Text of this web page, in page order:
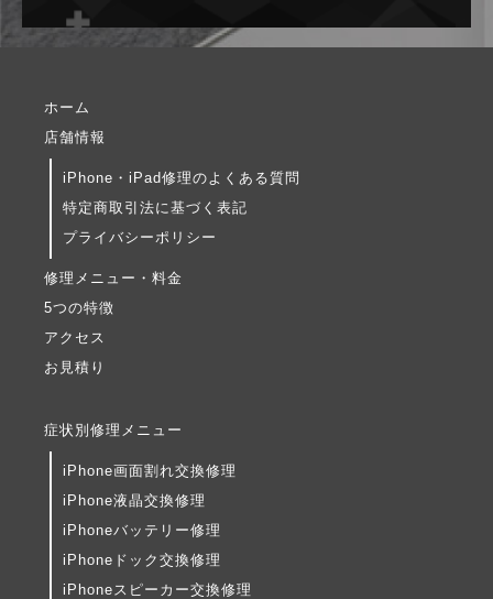
ホーム
店舗情報
iPhone・iPad修理のよくある質問
特定商取引法に基づく表記
プライバシーポリシー
修理メニュー・料金
5つの特徴
アクセス
お見積り
症状別修理メニュー
iPhone画面割れ交換修理
iPhone液晶交換修理
iPhoneバッテリー修理
iPhoneドック交換修理
iPhoneスピーカー交換修理